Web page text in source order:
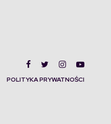
POLITYKA PRYWATNOŚCI